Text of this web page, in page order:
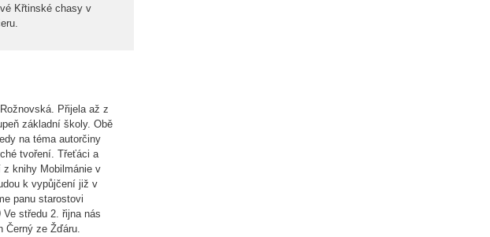
Křtinské chasy v
Přijela až z
základní školy. Obě
na téma autorčiny
tvoření. Třeťáci a
knihy Mobilmánie v
k vypůjčení již v
panu starostovi
středu 2. řijna nás
Černý ze Žďáru.